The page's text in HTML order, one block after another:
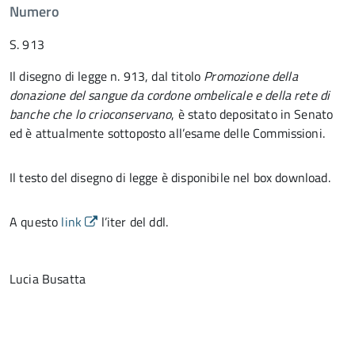
Numero
S. 913
Il disegno di legge n. 913, dal titolo Promozione della
donazione del sangue da cordone ombelicale e della rete di
banche che lo crioconservano, è stato depositato in Senato
ed è attualmente sottoposto all’esame delle Commissioni.
Il testo del disegno di legge è disponibile nel box download.
A questo link l’iter del ddl.
Lucia Busatta